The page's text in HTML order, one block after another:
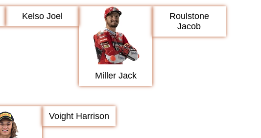
Kelso Joel
Miller Jack
Roulstone
Jacob
Voight Harrison